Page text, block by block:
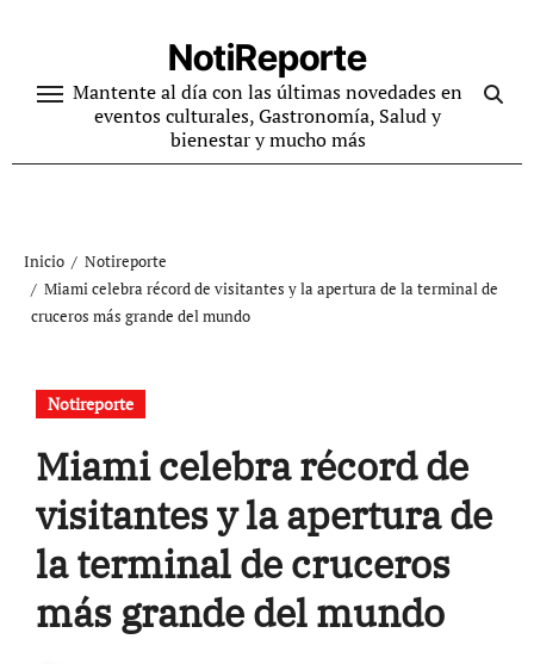
contenido
NotiReporte
Mantente al día con las últimas novedades en
eventos culturales, Gastronomía, Salud y
bienestar y mucho más
Inicio
Notireporte
Miami celebra récord de visitantes y la apertura de la terminal de
cruceros más grande del mundo
Notireporte
Miami celebra récord de
visitantes y la apertura de
la terminal de cruceros
más grande del mundo